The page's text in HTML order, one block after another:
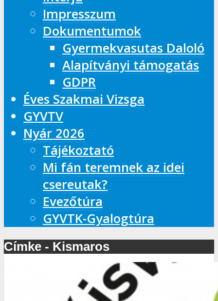
Impresszum
Dokumentumok
Gyermekvasutas Daloló
Alapítványi támogatás
GDPR
Éves Szakmai Vizsga
GYVTV
Nyár 2026
Tájékoztató
Mi fán teremnek az idei
csereutak?
Evezőtúra
GYVTK-Gyalogtúra
Címke - Kismaros